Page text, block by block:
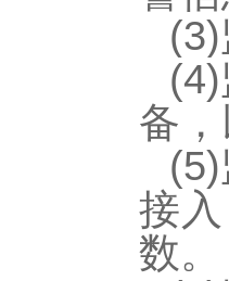
备
接
数。